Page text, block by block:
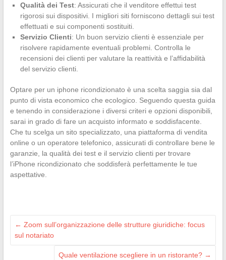
Qualità dei Test: Assicurati che il venditore effettui test
rigorosi sui dispositivi. I migliori siti forniscono dettagli sui test
effettuati e sui componenti sostituiti.
Servizio Clienti: Un buon servizio clienti è essenziale per
risolvere rapidamente eventuali problemi. Controlla le
recensioni dei clienti per valutare la reattività e l’affidabilità
del servizio clienti.
Optare per un iphone ricondizionato è una scelta saggia sia dal
punto di vista economico che ecologico. Seguendo questa guida
e tenendo in considerazione i diversi criteri e opzioni disponibili,
sarai in grado di fare un acquisto informato e soddisfacente.
Che tu scelga un sito specializzato, una piattaforma di vendita
online o un operatore telefonico, assicurati di controllare bene le
garanzie, la qualità dei test e il servizio clienti per trovare
l’iPhone ricondizionato che soddisferà perfettamente le tue
aspettative.
← Zoom sull’organizzazione delle strutture giuridiche: focus
sul notariato
Quale ventilazione scegliere in un ristorante? →